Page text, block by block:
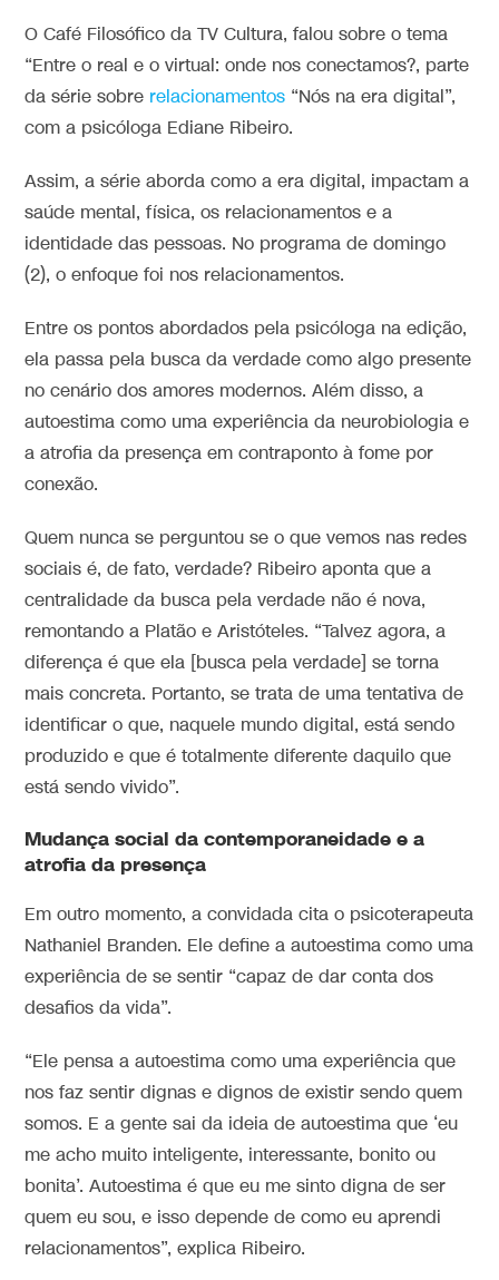
O Café Filosófico da TV Cultura, falou sobre o tema
“Entre o real e o virtual: onde nos conectamos?, parte
da série sobre relacionamentos “Nós na era digital”,
com a psicóloga Ediane Ribeiro.
Assim, a série aborda como a era digital, impactam a
saúde mental, física, os relacionamentos e a
identidade das pessoas. No programa de domingo
(2), o enfoque foi nos relacionamentos.
Entre os pontos abordados pela psicóloga na edição,
ela passa pela busca da verdade como algo presente
no cenário dos amores modernos. Além disso, a
autoestima como uma experiência da neurobiologia e
a atrofia da presença em contraponto à fome por
conexão.
Quem nunca se perguntou se o que vemos nas redes
sociais é, de fato, verdade? Ribeiro aponta que a
centralidade da busca pela verdade não é nova,
remontando a Platão e Aristóteles. “Talvez agora, a
diferença é que ela [busca pela verdade] se torna
mais concreta. Portanto, se trata de uma tentativa de
identificar o que, naquele mundo digital, está sendo
produzido e que é totalmente diferente daquilo que
está sendo vivido”.
Mudança social da contemporaneidade e a
atrofia da presença
Em outro momento, a convidada cita o psicoterapeuta
Nathaniel Branden. Ele define a autoestima como uma
experiência de se sentir “capaz de dar conta dos
desafios da vida”.
“Ele pensa a autoestima como uma experiência que
nos faz sentir dignas e dignos de existir sendo quem
somos. E a gente sai da ideia de autoestima que ‘eu
me acho muito inteligente, interessante, bonito ou
bonita’. Autoestima é que eu me sinto digna de ser
quem eu sou, e isso depende de como eu aprendi
relacionamentos”, explica Ribeiro.